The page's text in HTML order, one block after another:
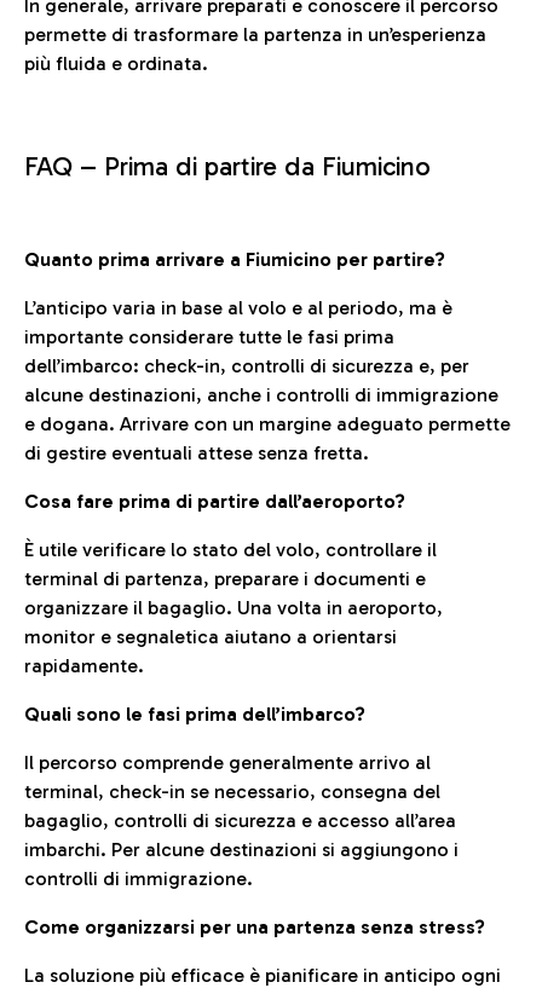
In generale, arrivare preparati e conoscere il percorso
permette di trasformare la partenza in un’esperienza
più fluida e ordinata.
FAQ – Prima di partire da Fiumicino
Quanto prima arrivare a Fiumicino per partire?
L’anticipo varia in base al volo e al periodo, ma è
importante considerare tutte le fasi prima
dell’imbarco: check-in, controlli di sicurezza e, per
alcune destinazioni, anche i controlli di immigrazione
e dogana. Arrivare con un margine adeguato permette
di gestire eventuali attese senza fretta.
Cosa fare prima di partire dall’aeroporto?
È utile verificare lo stato del volo, controllare il
terminal di partenza, preparare i documenti e
organizzare il bagaglio. Una volta in aeroporto,
monitor e segnaletica aiutano a orientarsi
rapidamente.
Quali sono le fasi prima dell’imbarco?
Il percorso comprende generalmente arrivo al
terminal, check-in se necessario, consegna del
bagaglio, controlli di sicurezza e accesso all’area
imbarchi. Per alcune destinazioni si aggiungono i
controlli di immigrazione.
Come organizzarsi per una partenza senza stress?
La soluzione più efficace è pianificare in anticipo ogni